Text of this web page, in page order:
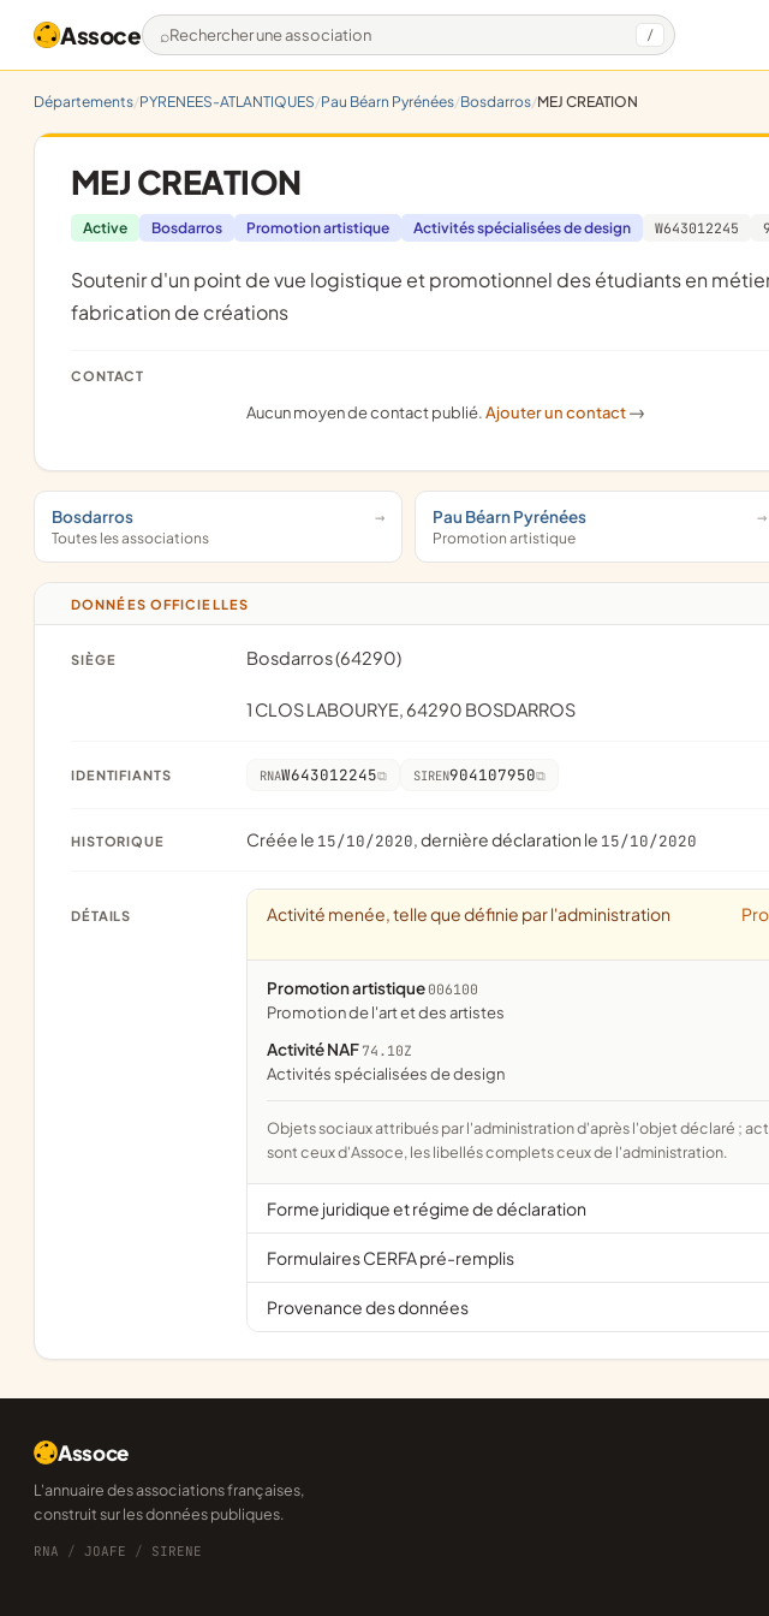
Assoce Rechercher une association /
Départements PYRENEES-ATLANTIQUES Pau Béarn Pyrénées Bosdarros MEJ CREATION
MEJ CREATION
Active Bosdarros Promotion artistique Activités spécialisées de design W643012245
soutenir d'un point de vue logistique et promotionnel des étudiants en métiers d'arts, dans leur apprentissage, par la
fabrication de créations
CONTACT
Aucun moyen de contact publié.Ajouter un contact ->
Bosdarros
Toutes les associations
Pau Béarn Pyrénées
Promotion artistique
DONNÉES OFFICIELLES
SIÈGE Bosdarros (64290)
1 CLOS LABOURYE, 64290 BOSDARROS
IDENTIFIANTS RNAW643012245 SIREN904107950
HISTORIQUE Créée le 15/10/2020, dernière déclaration le 15/10/2020
DÉTAILS Activité menée, telle que définie par l'administration
Promotion artistique 006100
promotion de l'art et des artistes
Activité NAF 74.10Z
Activités spécialisées de design
Objets sociaux attribués par l'administration d'après l'objet déclaré ; activité NAF attribuée par l'INSEE. Les noms courts
sont ceux d'Assoce, les libellés complets ceux de l'administration.
Forme juridique et régime de déclaration
Formulaires CERFA pré-remplis
Provenance des données
Assoce
L'annuaire des associations françaises,
construit sur les données publiques.
RNA / JOAFE / SIRENE